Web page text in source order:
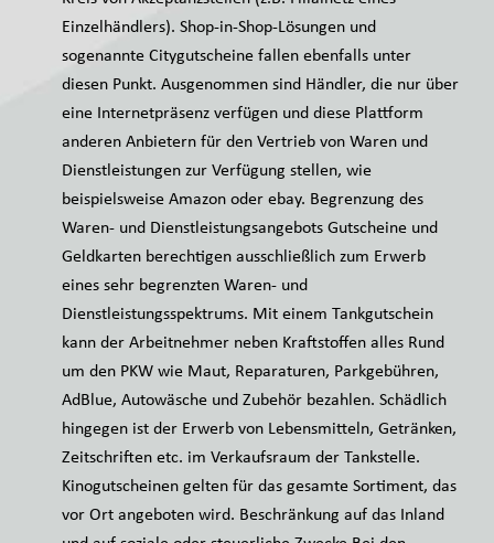
Einzelhändlers). Shop-in-Shop-Lösungen und
sogenannte Citygutscheine fallen ebenfalls unter
diesen Punkt. Ausgenommen sind Händler, die nur über
eine Internetpräsenz verfügen und diese Plattform
anderen Anbietern für den Vertrieb von Waren und
Dienstleistungen zur Verfügung stellen, wie
beispielsweise Amazon oder ebay. Begrenzung des
Waren- und Dienstleistungsangebots Gutscheine und
Geldkarten berechtigen ausschließlich zum Erwerb
eines sehr begrenzten Waren- und
Dienstleistungsspektrums. Mit einem Tankgutschein
kann der Arbeitnehmer neben Kraftstoffen alles Rund
um den PKW wie Maut, Reparaturen, Parkgebühren,
AdBlue, Autowäsche und Zubehör bezahlen. Schädlich
hingegen ist der Erwerb von Lebensmitteln, Getränken,
Zeitschriften etc. im Verkaufsraum der Tankstelle.
Kinogutscheinen gelten für das gesamte Sortiment, das
vor Ort angeboten wird. Beschränkung auf das Inland